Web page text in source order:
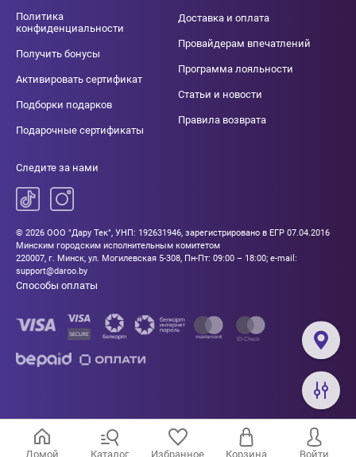
Политика
конфиденциальности
Получить бонусы
Активировать сертификат
Подборки подарков
Подарочные сертификаты
Доставка и оплата
Провайдерам впечатлений
Программа лояльности
Статьи и новости
Правила возврата
Следите за нами
© 2026 ООО "Дару Тек", УНП: 192631946, зарегистрировано в ЕГР 07.04.2016
Минским городским исполнительным комитетом
220007, г. Минск, ул. Могилевская 5-308, Пн-Пт: 09:00 – 18:00; e-mail:
support@daroo.by
Способы оплаты
Домой Каталог Избранное Корзина Войти